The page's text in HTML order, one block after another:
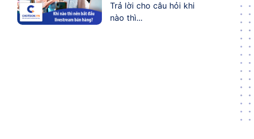
livestream bán
hàng?
Trả lời cho câu hỏi khi
nào thì...